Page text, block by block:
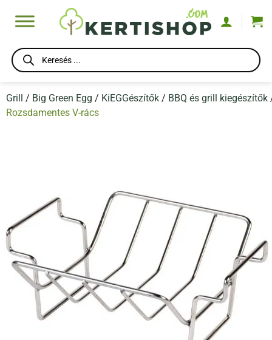
Products
search
Grill / Big Green Egg / KiEGGészítők / BBQ és grill kiegészítők
Rozsdamentes V-rács